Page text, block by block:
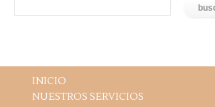
INICIO
NUESTROS SERVICIOS